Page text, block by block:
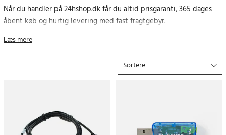
Når du handler på 24hshop.dk får du altid prisgaranti, 365 dages
åbent køb og hurtig levering med fast fragtgebyr.
Hvorfor betale mere end nødvendigt? Gør et kup og bestil
Læs mere
Sortere